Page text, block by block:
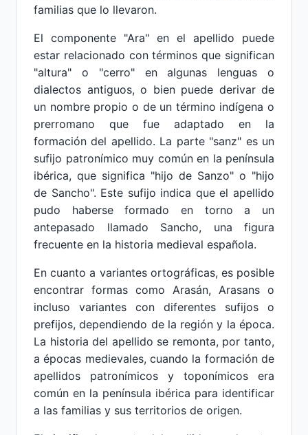
familias que lo llevaron.
El componente "Ara" en el apellido puede
estar relacionado con términos que significan
"altura" o "cerro" en algunas lenguas o
dialectos antiguos, o bien puede derivar de
un nombre propio o de un término indígena o
prerromano que fue adaptado en la
formación del apellido. La parte "sanz" es un
sufijo patronímico muy común en la península
ibérica, que significa "hijo de Sanzo" o "hijo
de Sancho". Este sufijo indica que el apellido
pudo haberse formado en torno a un
antepasado llamado Sancho, una figura
frecuente en la historia medieval española.
En cuanto a variantes ortográficas, es posible
encontrar formas como Arasán, Arasans o
incluso variantes con diferentes sufijos o
prefijos, dependiendo de la región y la época.
La historia del apellido se remonta, por tanto,
a épocas medievales, cuando la formación de
apellidos patronímicos y toponímicos era
común en la península ibérica para identificar
a las familias y sus territorios de origen.